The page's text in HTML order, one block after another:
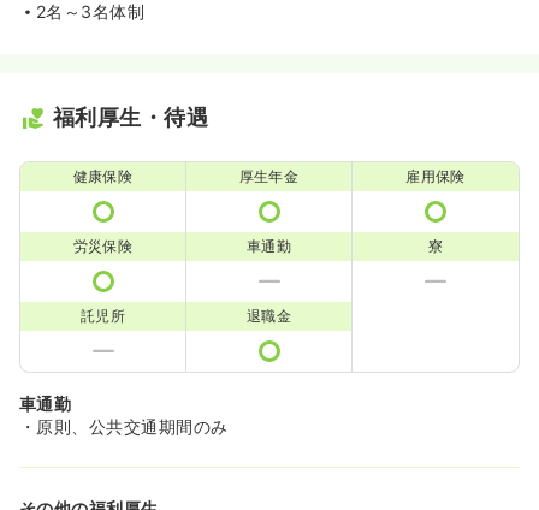
2名～3名体制
福利厚生・待遇
健康保険 厚生年金 雇用保険
労災保険 車通勤 寮
託児所 退職金
車通勤
・原則、公共交通期間のみ